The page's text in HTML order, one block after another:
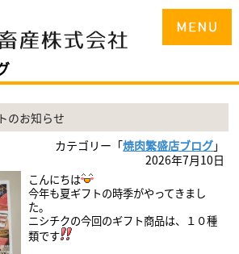
のお知らせ
カテゴリー「焼肉繁盛店ブログ」
2026年7月10日
こんにちは
今年も夏ギフトの時季がやってきまし
た。
ニシチクの今回のギフト商品は、１０種
類です